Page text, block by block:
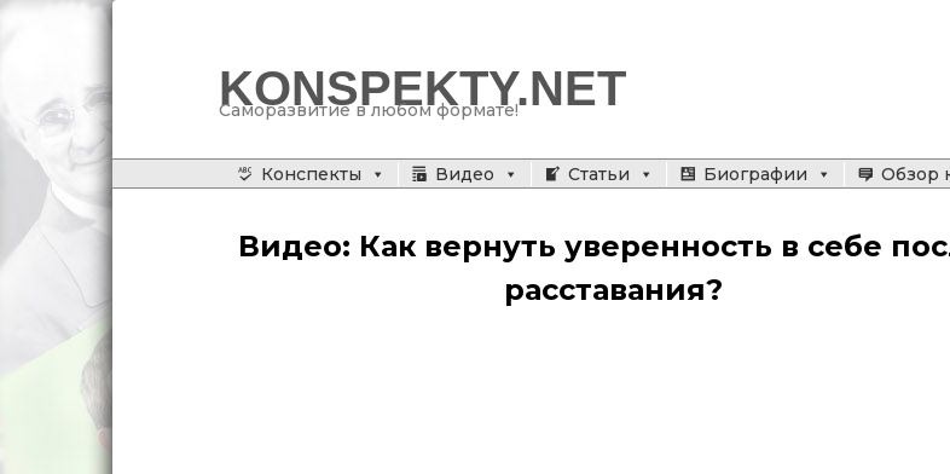
KONSPEKTY.NET
Саморазвитие в любом формате!
Главное меню
Перейти
основному
Конспекты Видео Статьи Биографии Обзор
Видео: Как вернуть уверенность в себе
расставания?